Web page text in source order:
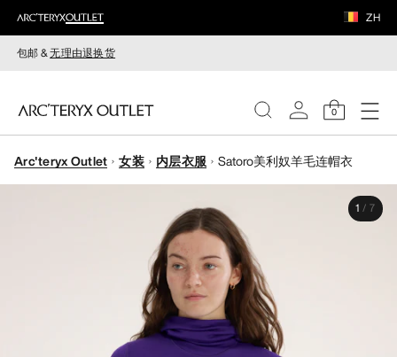
ZH
包邮 &无理由退换货
0
女装
Arc'teryx Outlet 女装 内层衣服 Satoro美利奴羊毛连帽衣
1 / 7